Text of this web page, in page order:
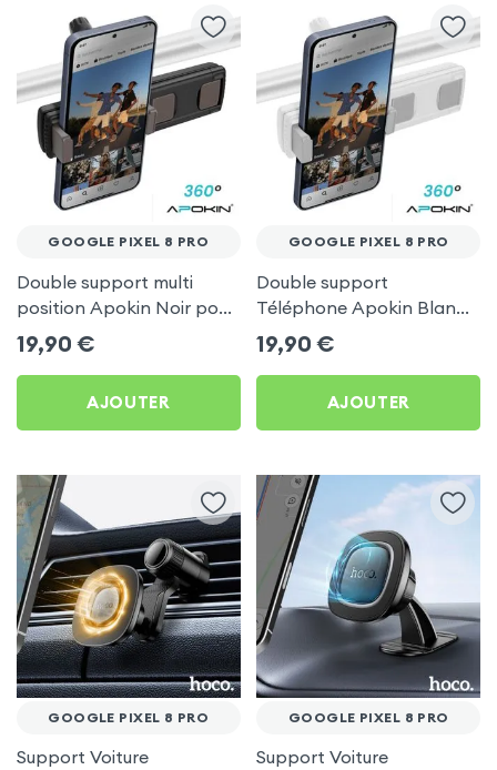
GOOGLE PIXEL 8 PRO
Double support multi
position Apokin Noir pour
Google Pixel 8 Pro
19,90 €
AJOUTER
GOOGLE PIXEL 8 PRO
Double support
Téléphone Apokin Blanc
pour Tiktok, Insta,
Snapchat, Youtube, Vlog
et Twitch
19,90 €
AJOUTER
GOOGLE PIXEL 8 PRO
Support Voiture
GOOGLE PIXEL 8 PRO
Support Voiture